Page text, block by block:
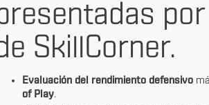
SkillCorner.
Evaluación del rendimiento defensivo
of Play.